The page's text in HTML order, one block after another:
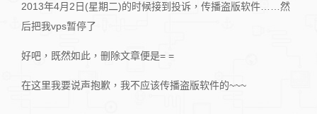
2013年4月2日(星期二)的时候接到投诉，传播盗版软件……然
后把我vps暂停了
好吧，既然如此，删除文章便是= =
在这里我要说声抱歉，我不应该传播盗版软件的~~~